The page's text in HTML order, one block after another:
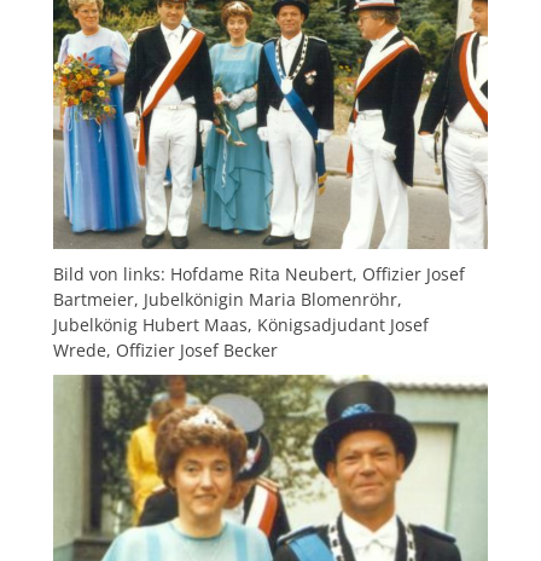
Bild von links: Hofdame Rita Neubert, Offizier Josef
Bartmeier, Jubelkönigin Maria Blomenröhr,
Jubelkönig Hubert Maas, Königsadjudant Josef
Wrede, Offizier Josef Becker